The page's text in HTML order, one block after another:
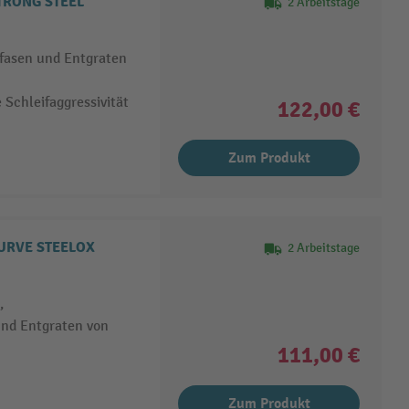
und Entgraten
122,00 €
Zum Produkt
STEELOX
Entgraten von
2 Arbeitstage
111,00 €
Zum Produkt